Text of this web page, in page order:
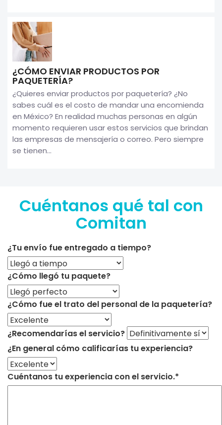
¿CÓMO ENVIAR PRODUCTOS POR
PAQUETERÍA?
¿Quieres enviar productos por paquetería? ¿No
sabes cuál es el costo de mandar una encomienda
en México? En realidad muchas personas en algún
momento requieren usar estos servicios que brindan
las empresas de mensajería o correo. Pero siempre
se tienen...
Cuéntanos qué tal con
Comitan
¿Tu envío fue entregado a tiempo?
¿Cómo llegó tu paquete?
¿Cómo fue el trato del personal de la paquetería?
¿Recomendarías el servicio?
¿En general cómo calificarías tu experiencia?
Cuéntanos tu experiencia con el servicio.*